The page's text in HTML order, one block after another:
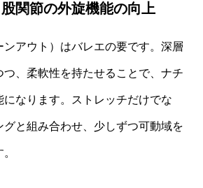
関節の外旋機能の向上
ンアウト）はバレエの要です。深層
、柔軟性を持たせることで、ナチ
になります。ストレッチだけでな
グと組み合わせ、少しずつ可動域を